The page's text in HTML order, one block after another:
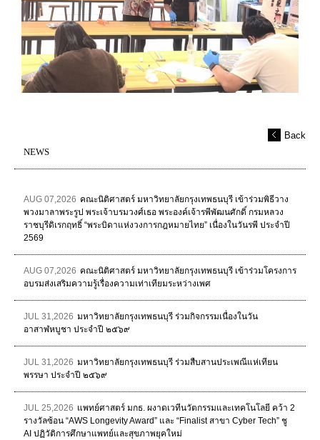
Back
NEWS
AUG 07,2026 คณะนิติศาสตร์ มหาวิทยาลัยกรุงเทพธนบุรี เข้าร่วมพิธีวาง
พวงมาลาพระรูป พระเจ้าบรมวงศ์เธอ พระองค์เจ้ารพีพัฒนศักดิ์ กรมหลวง
ราชบุรีดิเรกฤทธิ์ “พระบิดาแห่งวงการกฎหมายไทย” เนื่องในวันรพี ประจำปี
2569
AUG 07,2026 คณะนิติศาสตร์ มหาวิทยาลัยกรุงเทพธนบุรี เข้าร่วมโครงการ
อบรมส่งเสริมความรู้เรื่องความเท่าเทียมระหว่างเพศ
JUL 31,2026 มหาวิทยาลัยกรุงเทพธนบุรี ร่วมกิจกรรมเนื่องในวัน
อาสาฬหบูชา ประจำปี ๒๕๖๙
JUL 31,2026 มหาวิทยาลัยกรุงเทพธนบุรี ร่วมสืบสานประเพณีแห่เทียน
พรรษา ประจำปี ๒๕๖๙
JUL 25,2026 แพทย์ศาสตร์ มกธ. ผงาดเวทีนวัตกรรมและเทคโนโลยี คว้า 2
รางวัลซ้อน “AWS Longevity Award” และ “Finalist สาขา Cyber Tech” ชู
AI ปฏิวัติการศึกษาแพทย์และสุขภาพยุคใหม่